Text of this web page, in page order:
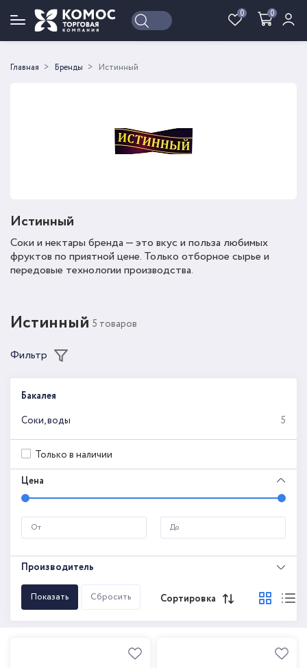
0 0
Войти Регистрация
Главная Бренды Истинный
Истинный
Соки и нектары бренда — это вкус и польза любимых
фруктов по приятной цене. Только отборное сырье и
передовые технологии производства.
Истинный 5 товаров
Сортировка
Фильтр
Бакалея
Соки, воды
5
Только в наличии
Цена
Производитель